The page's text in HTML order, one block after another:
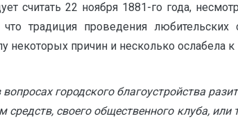
считать 22 ноября 1881-го года,
традиция проведения любительских
причин и несколько ослабела к
городского благоустройства
своего общественного клуба,